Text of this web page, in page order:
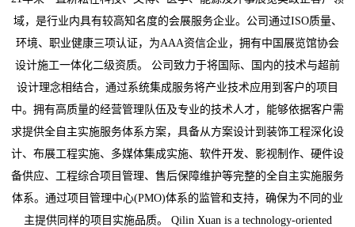
域，是行业内具有较高知名度的会展服务企业。公司通过ISO质量、
环境、职业健康三项认证，为AAA资信企业，拥有中国展览馆协会
设计施工一体化二级资质。 公司致力于将国际、国内的技术与超前
设计理念相结合，通过系统集成服务将产业技术应用到客户的项目
中。拥有高质量的经营管理队伍及专业的技术人才，能够依据客户需
求提供全自主实施服务体系方案，具备从方案设计到装饰工程深化设
计、布展工程实施、多媒体集成实施、软件开发、影视制作、硬件设
备供应、工程综合项目管理、售后保障维护等完整的全自主实施服务
体系。通过项目管理中心(PMO)体系的监管和支持，确保为不同的业
主提供同样的项目实施品质。 Qilin Xuan is a technology-oriented